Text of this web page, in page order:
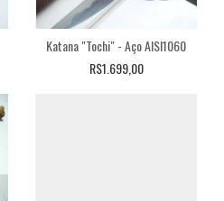
Katana "Tochi" - Aço AISI1060
R$1.699,00